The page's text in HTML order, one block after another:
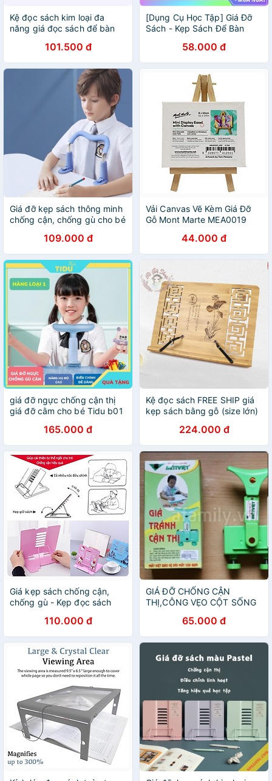
Kệ đọc sách kim loại đa
năng giá đọc sách để bàn
101.500 đ
[Dụng Cụ Học Tập] Giá Đỡ
Sách - Kẹp Sách Để Bàn
ANHOME Giá Rẻ
58.000 đ
Giá đỡ kẹp sách thông minh
chống cận, chống gù cho bé
109.000 đ
Vải Canvas Vẽ Kèm Giá Đỡ
Gỗ Mont Marte MEA0019
44.000 đ
giá đỡ ngực chống cận thị
giá đỡ cằm cho bé Tidu b01
đúng ránh gục xuống bàn
165.000 đ
Kệ đọc sách FREE SHIP giá
kẹp sách bằng gỗ (size lớn)
224.000 đ
Giá kẹp sách chống cận,
chống gù - Kẹp đọc sách
110.000 đ
GIÁ ĐỠ CHỐNG CẬN
THỊ,CÔNG VẸO CỘT SỐNG
65.000 đ